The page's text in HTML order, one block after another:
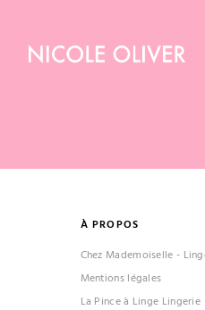
À PROPOS
Chez Mademoiselle -
Mentions légales
La Pince à Linge Lingerie